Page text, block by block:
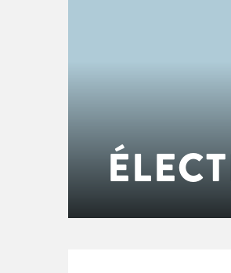
Cadre de vie
Culture
Logement
État-civil &
Séances du
Actes
Ville éducative
Ville écologique